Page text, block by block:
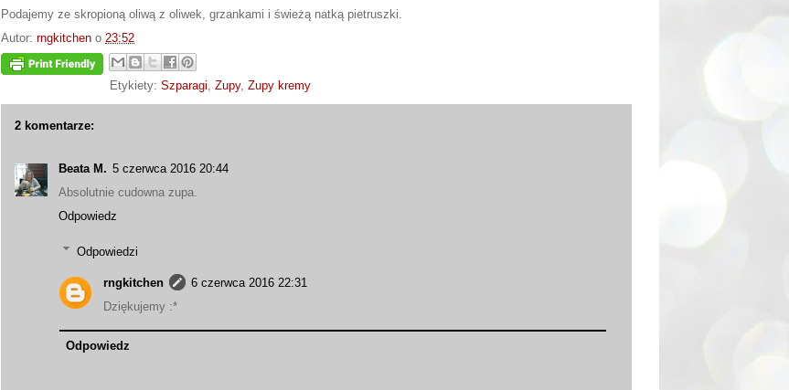
Podajemy ze skropioną oliwą z oliwek, grzankami i świeżą natką pietruszki.
Autor: rngkitchen o 23:52
Etykiety: Szparagi, Zupy, Zupy kremy
2 komentarze:
Beata M. 5 czerwca 2016 20:44
Absolutnie cudowna zupa.
Odpowiedz
Odpowiedzi
rngkitchen
6 czerwca 2016 22:31
Dziękujemy :*
Odpowiedz